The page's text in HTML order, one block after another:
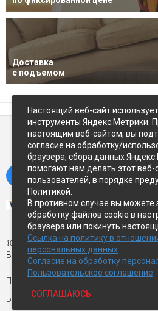
Доставка
с подъемом
г. Петропавловск-Камчатский,ул
© Экспострой, 2026 г.
Все права защищены
Письмо директору:
Разработка сайта —
Настоящий веб-сайт
инструменты Яндекс.Метрики.
настоящим веб-сайтом, вы
согласие на обработку/
браузера, сбора данных
помогают нам делать этот веб-
пользователей, в порядке
Политикой.
В противном случае вы можете
обработку файлов cookie в
браузера или покинуть
Ссылка на политику в
персональных данных
Согласие на обработку
Пользовательское соглашение
СОГЛАШАЮСЬ